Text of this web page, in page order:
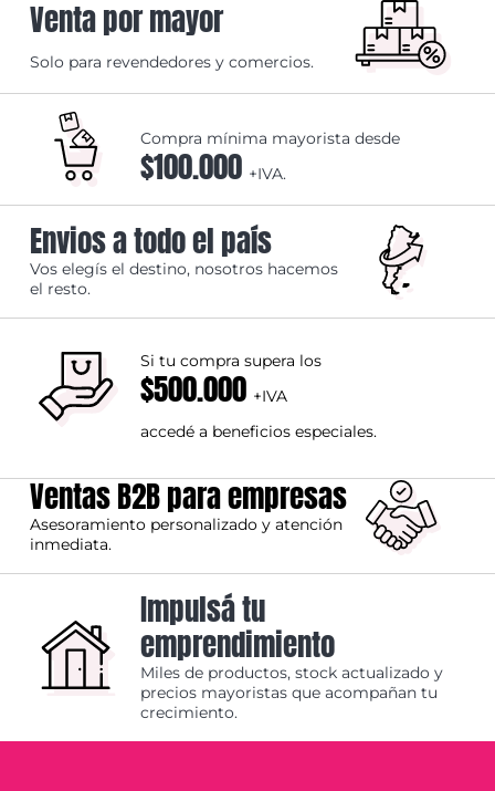
Venta por mayor
Solo para revendedores y comercios.
Compra mínima mayorista desde
$100.000 +IVA.
Envios a todo el país
Vos elegís el destino, nosotros hacemos
el resto.
Si tu compra supera los
$500.000 +IVA
accedé a beneficios especiales.
Ventas B2B para empresas
Asesoramiento personalizado y atención
inmediata.
Impulsá tu
emprendimiento
Miles de productos, stock actualizado y
precios mayoristas que acompañan tu
crecimiento.